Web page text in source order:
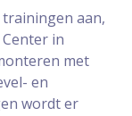
aan,
in
met
en
wordt er